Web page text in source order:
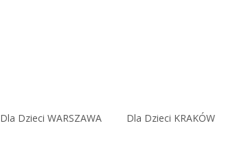
Dla Dzieci WARSZAWA Dla Dzieci KRAKÓW